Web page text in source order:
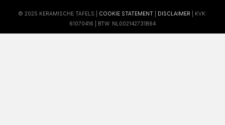
© 2025 KERAMISCHE TAFELS | COOKIE STATEMENT DISCLAIMER | KVK:
61070416 | BTW: NL002142731B64